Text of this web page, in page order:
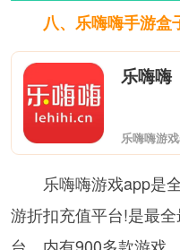
八、乐嗨嗨手游盒
乐嗨嗨
乐嗨嗨游戏app是
游折扣充值平台!是最
台，内有900多款游戏